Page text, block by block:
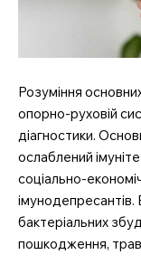
Розуміння
опорно-руховій
діагностики.
ослаблений
соціально-
імунодепресантів.
бактеріальних
пошкодження,